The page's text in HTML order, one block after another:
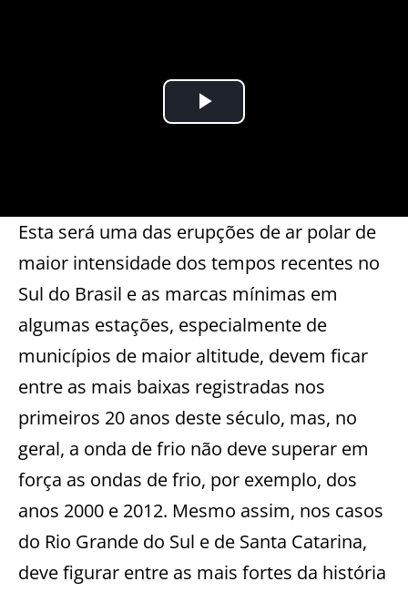
Esta será uma das erupções de ar polar de
maior intensidade dos tempos recentes no
Sul do Brasil e as marcas mínimas em
algumas estações, especialmente de
municípios de maior altitude, devem ficar
entre as mais baixas registradas nos
primeiros 20 anos deste século, mas, no
geral, a onda de frio não deve superar em
força as ondas de frio, por exemplo, dos
anos 2000 e 2012. Mesmo assim, nos casos
do Rio Grande do Sul e de Santa Catarina,
deve figurar entre as mais fortes da história